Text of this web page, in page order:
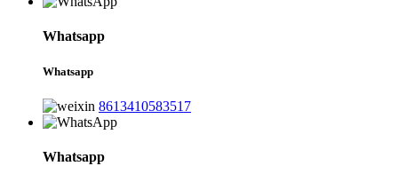
Whatsapp
Whatsapp
8613410583517
Whatsapp